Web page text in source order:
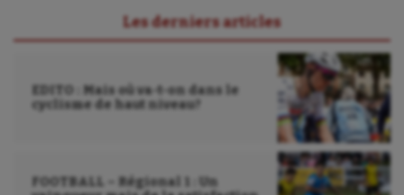
Les derniers articles
EDITO : Mais où va-t-on dans le
cyclisme de haut niveau?
FOOTBALL – Régional 1 : Un